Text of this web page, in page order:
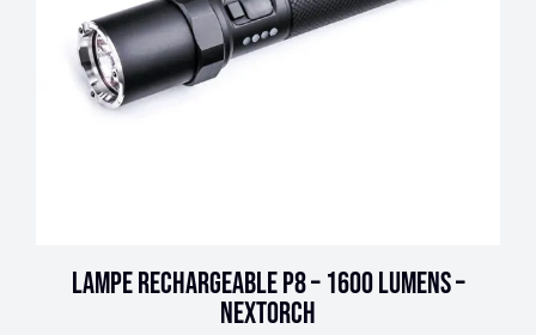
Lampe rechargeable P8 – 1600 lumens –
Nextorch